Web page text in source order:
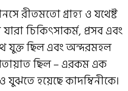
রীতমতো গ্রাহ্য ও যথেষ্ট
চিকিৎসাকর্ম, প্রসব এবং
যুক্ত ছিল এবং অন্দরমহল
ছিল – এরকম এক
যুঝতে হয়েছে কাদম্বিনীকে।